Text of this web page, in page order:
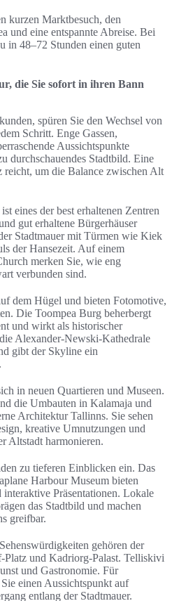
kurzen Marktbesuch, den
und eine entspannte Abreise. Bei
in 48–72 Stunden einen guten
die Sie sofort in ihren Bann
spüren Sie den Wechsel von
Schritt. Enge Gassen,
Aussichtspunkte
durchschauendes Stadtbild. Eine
reicht, um die Balance zwischen Alt
ist eines der best erhaltenen Zentren
gut erhaltene Bürgerhäuser
Stadtmauer mit Türmen wie Kiek
der Hansezeit. Auf einem
merken Sie, wie eng
verbunden sind.
dem Hügel und bieten Fotomotive,
Die Toompea Burg beherbergt
und wirkt als historischer
Alexander-Newski-Kathedrale
gibt der Skyline ein
in neuen Quartieren und Museen.
die Umbauten in Kalamaja und
Architektur Tallinns. Sie sehen
kreative Umnutzungen und
Altstadt harmonieren.
zu tieferen Einblicken ein. Das
Harbour Museum bieten
Präsentationen. Lokale
das Stadtbild und machen
greifbar.
gehören der
Platz und Kadriorg-Palast. Telliskivi
und Gastronomie. Für
einen Aussichtspunkt auf
entlang der Stadtmauer.